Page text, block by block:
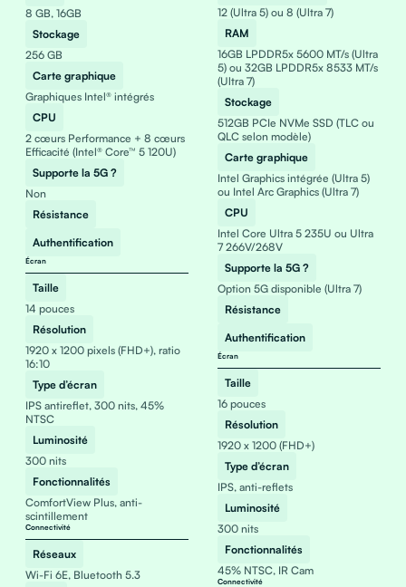
8 GB, 16GB
Stockage
256 GB
Carte graphique
Graphiques Intel® intégrés
CPU
2 cœurs Performance + 8 cœurs
Efficacité (Intel® Core™ 5 120U)
Supporte la 5G ?
Non
Résistance
Authentification
Écran
Taille
14 pouces
Résolution
1920 x 1200 pixels (FHD+), ratio
16:10
Type d’écran
IPS antireflet, 300 nits, 45%
NTSC
Luminosité
300 nits
Fonctionnalités
ComfortView Plus, anti-
scintillement
Connectivité
Réseaux
Wi-Fi 6E, Bluetooth 5.3
12 (Ultra 5) ou 8 (Ultra 7)
RAM
16GB LPDDR5x 5600 MT/s (Ultra
5) ou 32GB LPDDR5x 8533 MT/s
(Ultra 7)
Stockage
512GB PCIe NVMe SSD (TLC ou
QLC selon modèle)
Carte graphique
Intel Graphics intégrée (Ultra 5)
ou Intel Arc Graphics (Ultra 7)
CPU
Intel Core Ultra 5 235U ou Ultra
7 266V/268V
Supporte la 5G ?
Option 5G disponible (Ultra 7)
Résistance
Authentification
Écran
Taille
16 pouces
Résolution
1920 x 1200 (FHD+)
Type d’écran
IPS, anti-reflets
Luminosité
300 nits
Fonctionnalités
45% NTSC, IR Cam
Connectivité